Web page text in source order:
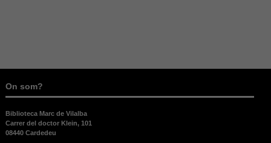
On som?
Biblioteca Marc de Vilalba
Carrer del doctor Klein, 101
08440 Cardedeu
necessàries